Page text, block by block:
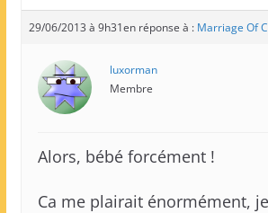
29/06/2013 à 9h31en réponse à : Marriage Of
luxorman
Membre
Alors, bébé forcément !
Ca me plairait énormément,